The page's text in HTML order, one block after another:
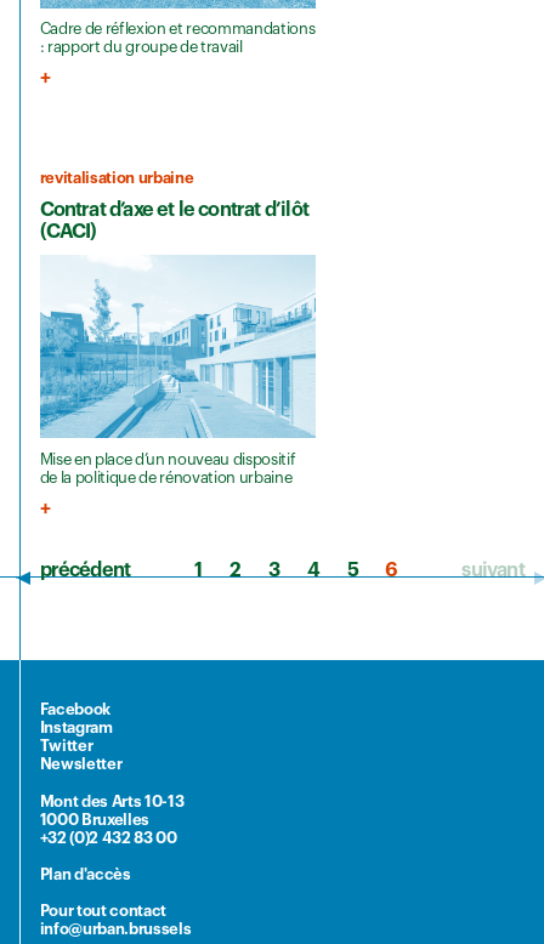
Cadre de réflexion et recommandations
: rapport du groupe de travail
revitalisation urbaine
Contrat d’axe et le contrat d’ilôt
(CACI)
Mise en place d’un nouveau dispositif
de la politique de rénovation urbaine
précédent 1 2 3 4 5 6 suivant
Facebook
Instagram
Twitter
Newsletter
Mont des Arts 10-13
1000 Bruxelles
+32 (0)2 432 83 00
Plan d'accès
Pour tout contact
info@urban.brussels